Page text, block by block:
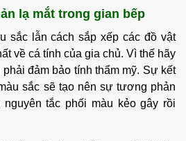
lạ mắt trong gian bếp
sắc lẫn cách sắp xếp các đồ vật
về cá tính của gia chủ. Vì thế hãy
đảm bảo tính thẩm mỹ. Sự kết
sắc sẽ tạo nên sự tương phản
tắc phối màu kẻo gây rồi